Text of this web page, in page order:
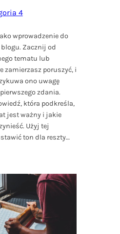
4
wprowadzenie do
Zacznij od
tematu lub
zamierzasz poruszyć, i
ono uwagę
zdania.
która podkreśla,
jest ważny i jakie
Użyj tej
ton dla reszty…